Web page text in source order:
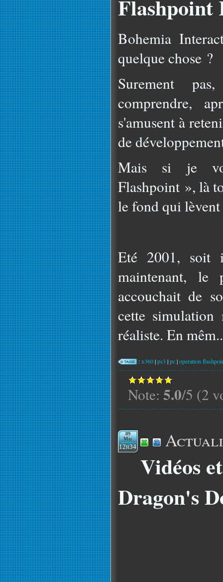
Flashpoint
Bohemia
quelque chose ?
Surement
comprendre,
s'amusent à
de
Mais si je
Flashpoint », là
le fond qui
Eté 2001,
maintenant, le
accouchait de
cette simulation
réaliste. En
:x360|ps3 |pc|operation
Note: 5.0/5 (2
09
Mai
12h34
Vidéos
Dragon's